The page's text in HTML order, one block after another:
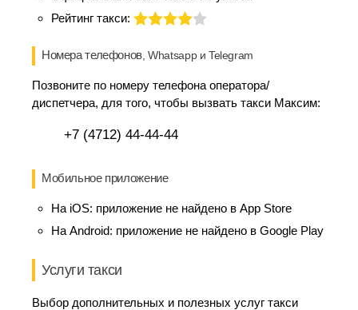
Рейтинг такси:
Номера телефонов, Whatsapp и Telegram
Позвоните по номеру телефона оператора/
диспетчера, для того, чтобы вызвать такси Максим:
+7 (4712) 44-44-44
Мобильное приложение
На iOS: приложение не найдено в App Store
На Android: приложение не найдено в Google Play
Услуги такси
Выбор дополнительных и полезных услуг такси